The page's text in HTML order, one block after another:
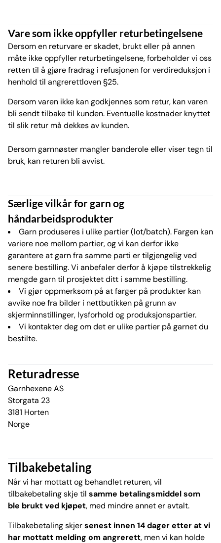
Vare som ikke oppfyller returbetingelsene
Dersom en returvare er skadet, brukt eller på annen
måte ikke oppfyller returbetingelsene, forbeholder vi oss
retten til å gjøre fradrag i refusjonen for verdireduksjon i
henhold til angrerettloven §25.
Dersom varen ikke kan godkjennes som retur, kan varen
bli sendt tilbake til kunden. Eventuelle kostnader knyttet
til slik retur må dekkes av kunden.
Dersom garnnøster mangler banderole eller viser tegn til
bruk, kan returen bli avvist.
Særlige vilkår for garn og
håndarbeidsprodukter
Garn produseres i ulike partier (lot/batch). Fargen kan
variere noe mellom partier, og vi kan derfor ikke
garantere at garn fra samme parti er tilgjengelig ved
senere bestilling. Vi anbefaler derfor å kjøpe tilstrekkelig
mengde garn til prosjektet ditt i samme bestilling.
Vi gjør oppmerksom på at farger på produkter kan
avvike noe fra bilder i nettbutikken på grunn av
skjerminnstillinger, lysforhold og produksjonspartier.
Vi kontakter deg om det er ulike partier på garnet du
bestilte.
Returadresse
Garnhexene AS
Storgata 23
3181 Horten
Norge
Tilbakebetaling
Når vi har mottatt og behandlet returen, vil
tilbakebetaling skje til samme betalingsmiddel som
ble brukt ved kjøpet, med mindre annet er avtalt.
Tilbakebetaling skjersenest innen 14 dager etter at vi
har mottatt melding om angrerett, men vi kan holde